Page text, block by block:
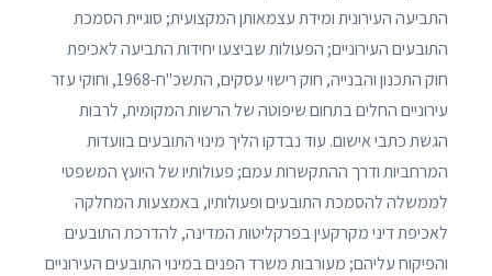
התביעה העירונית ומידת עצמאותן המקצועית; סוגיית הסמכת
התובעים העירוניים; הפעולות שביצעו יחידות התביעה לאכיפת
חוק התכנון והבנייה, חוק רישוי עסקים, התשכ"ח-1968, וחוקי עזר
עירוניים החלים בתחום שיפוטה של הרשות המקומית, לרבות
הגשת כתבי אישום. עוד נבדקו הליך מינוי התובעים בוועדות
המרחביות ודרך ההתקשרות עמם; פעולותיו של היועץ המשפטי
לממשלה להסמכת התובעים ופעולותיו, באמצעות המחלקה
לאכיפת דיני מקרקעין בפרקליטות המדינה, להדרכת התובעים
והפיקוח עליהם; מעורבות משרד הפנים במינוי התובעים העירוניים